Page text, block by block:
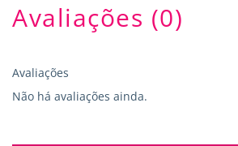
Avaliações (0)
Avaliações
Não há avaliações ainda.